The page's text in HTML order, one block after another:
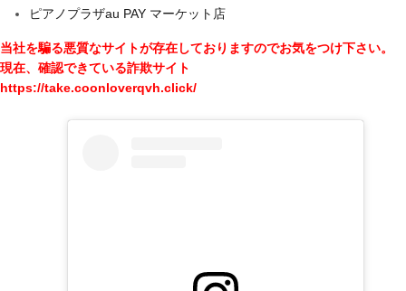
ピアノプラザau PAY マーケット店
当社を騙る悪質なサイトが存在しておりますのでお気をつけ下さい。
現在、確認できている詐欺サイト
https://take.coonloverqvh.click/